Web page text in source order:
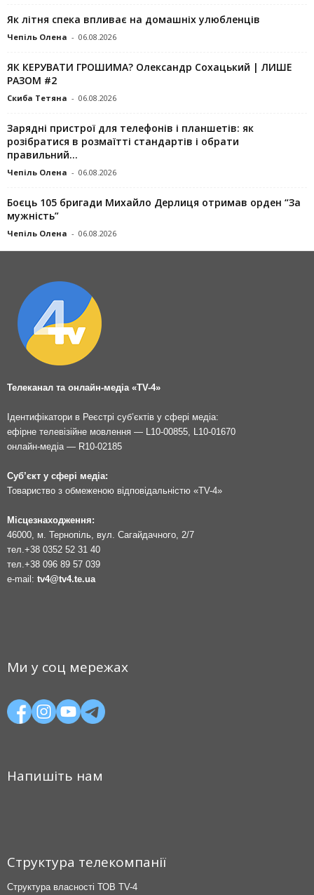
Як літня спека впливає на домашніх улюбленців
Чепіль Олена - 06.08.2026
ЯК КЕРУВАТИ ГРОШИМА? Олександр Сохацький | ЛИШЕ
РАЗОМ #2
Скиба Тетяна - 06.08.2026
Зарядні пристрої для телефонів і планшетів: як
розібратися в розмаїтті стандартів і обрати
правильний...
Чепіль Олена - 06.08.2026
Боєць 105 бригади Михайло Дерлиця отримав орден “За
мужність”
Чепіль Олена - 06.08.2026
Телеканал та онлайн-медіа «TV-4»
Ідентифікатори в Реєстрі суб’єктів у сфері медіа:
ефірне телевізійне мовлення — L10-00855, L10-01670
онлайн-медіа — R10-02185
Суб’єкт у сфері медіа:
Товариство з обмеженою відповідальністю «TV-4»
Місцезнаходження:
46000, м. Тернопіль, вул. Сагайдачного, 2/7
тел. +38 0352 52 31 40
тел. +38 096 89 57 039
e-mail: tv4@tv4.te.ua
Ми у соц мережах
Напишіть нам
Структура телекомпанії
Структура власності ТОВ TV-4